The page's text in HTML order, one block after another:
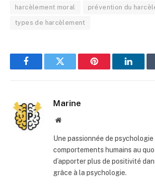
harcèlement moral prévention du
types de harcèlement
FacebookTwitter Pinterest
Marine
Site
Une passionnée de
comportements humains au
d’apporter plus de positivité
grâce à la psychologie.